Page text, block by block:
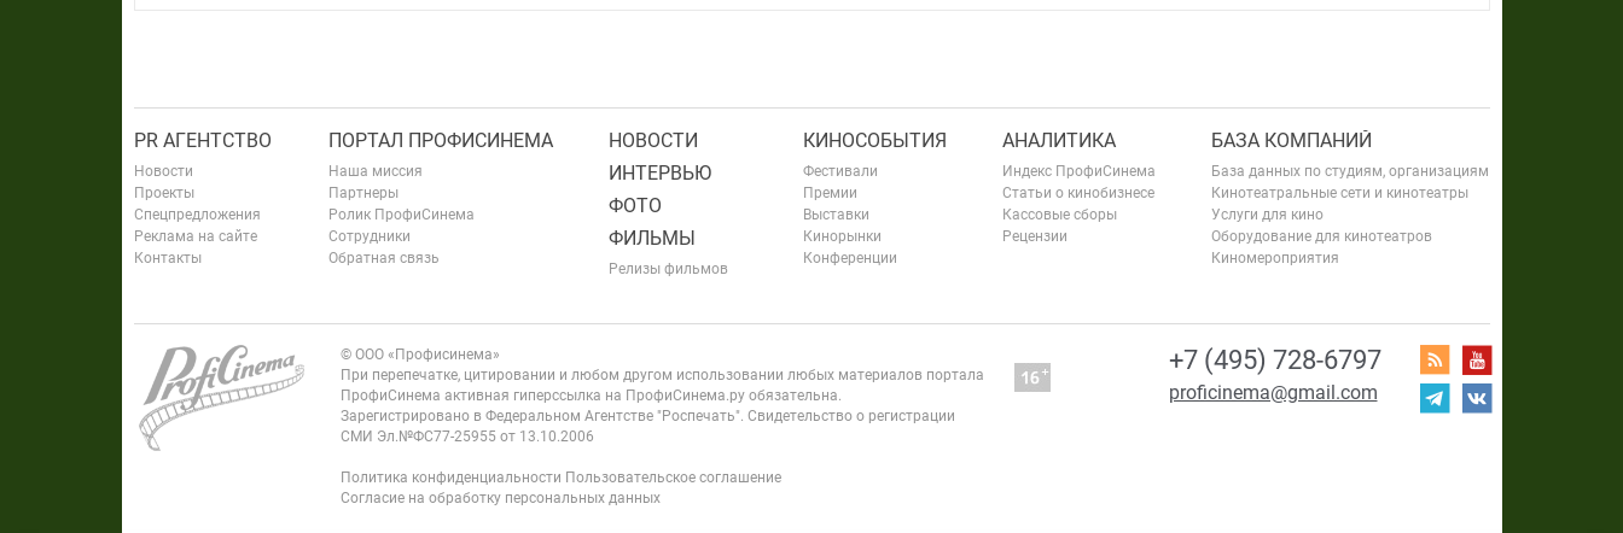
PR АГЕНТСТВО
Новости
Проекты
Спецпредложения
Реклама на сайте
Контакты
ПОРТАЛ ПРОФИСИНЕМА
Наша миссия
Партнеры
Ролик ПрофиСинема
Сотрудники
Обратная связь
НОВОСТИ
ИНТЕРВЬЮ
ФОТО
ФИЛЬМЫ
Релизы фильмов
КИНОСОБЫТИЯ
Фестивали
Премии
Выставки
Кинорынки
Конференции
АНАЛИТИКА
Индекс ПрофиСинема
Статьи о кинобизнесе
Кассовые сборы
Рецензии
БАЗА КОМПАНИЙ
База данных по студиям, организациям
Кинотеатральные сети и кинотеатры
Услуги для кино
Оборудование для кинотеатров
Киномероприятия
+7 (495) 728-6797
proficinema@gmail.com
© ООО «Профисинема»
При перепечатке, цитировании и любом другом использовании любых материалов портала
ПрофиСинема активная гиперссылка на ПрофиСинема.ру обязательна.
Зарегистрировано в Федеральном Агентстве "Роспечать". Свидетельство о регистрации
СМИ Эл.№ФС77-25955 от 13.10.2006
Политика конфиденциальности Пользовательское соглашение
Согласие на обработку персональных данных